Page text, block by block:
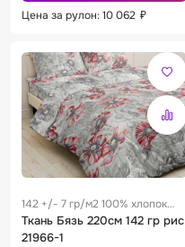
Цена за рулон: 10 062 ₽
142 +/- 7 гр/м2 100% хлопок
0.29 м
Ткань Бязь 220см 142 гр рис
21966-1